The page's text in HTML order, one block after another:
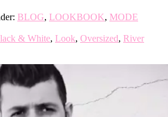
BLOG, LOOKBOOK, MODE
& White, Look, Oversized, River